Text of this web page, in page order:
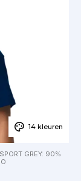
14 kleuren
GREY: 90%